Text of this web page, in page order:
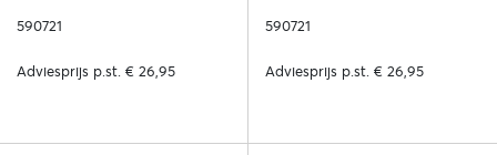
590721
Adviesprijs p.st. € 26,95
590721
Adviesprijs p.st. € 26,95